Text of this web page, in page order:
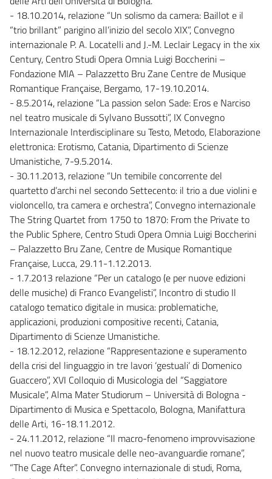
- 18.10.2014, relazione “Un solismo da camera: Baillot e il
“trio brillant” parigino all’inizio del secolo XIX”, Convegno
internazionale P. A. Locatelli and J.-M. Leclair Legacy in the xix
Century, Centro Studi Opera Omnia Luigi Boccherini –
Fondazione MIA – Palazzetto Bru Zane Centre de Musique
Romantique Française, Bergamo, 17-19.10.2014.
- 8.5.2014, relazione “La passion selon Sade: Eros e Narciso
nel teatro musicale di Sylvano Bussotti”, IX Convegno
Internazionale Interdisciplinare su Testo, Metodo, Elaborazione
elettronica: Erotismo, Catania, Dipartimento di Scienze
Umanistiche, 7-9.5.2014.
- 30.11.2013, relazione “Un temibile concorrente del
quartetto d’archi nel secondo Settecento: il trio a due violini e
violoncello, tra camera e orchestra”, Convegno internazionale
The String Quartet from 1750 to 1870: From the Private to
the Public Sphere, Centro Studi Opera Omnia Luigi Boccherini
– Palazzetto Bru Zane, Centre de Musique Romantique
Française, Lucca, 29.11-1.12.2013.
- 1.7.2013 relazione “Per un catalogo (e per nuove edizioni
delle musiche) di Franco Evangelisti”, Incontro di studio Il
catalogo tematico digitale in musica: problematiche,
applicazioni, produzioni compositive recenti, Catania,
Dipartimento di Scienze Umanistiche.
- 18.12.2012, relazione “Rappresentazione e superamento
della crisi del linguaggio in tre lavori ‘gestuali’ di Domenico
Guaccero”, XVI Colloquio di Musicologia del “Saggiatore
Musicale”, Alma Mater Studiorum – Università di Bologna -
Dipartimento di Musica e Spettacolo, Bologna, Manifattura
delle Arti, 16-18.11.2012.
- 24.11.2012, relazione “Il macro-fenomeno improvvisazione
nel nuovo teatro musicale delle neo-avanguardie romane”,
“The Cage After”. Convegno internazionale di studi, Roma,